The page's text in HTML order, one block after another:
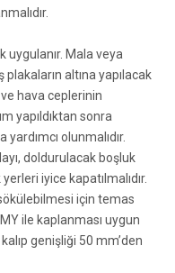
uygulanır. Mala veya
altına yapılacak
hava ceplerinin
yapıldıktan sonra
olunmalıdır.
doldurulacak boşluk
iyice kapatılmalıdır.
için temas
MY ile kaplanması uygun
genişliği 50 mm’den